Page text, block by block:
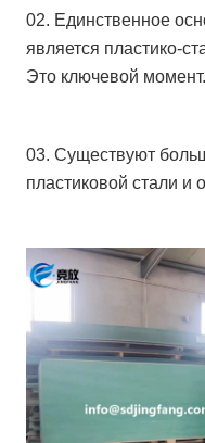
02. Единственное
является пластико-
Это ключевой момент.
03. Существуют
пластиковой стали